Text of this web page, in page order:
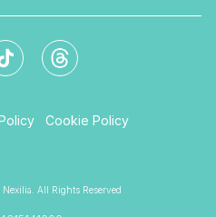
Cookie Policy
All Rights Reserved